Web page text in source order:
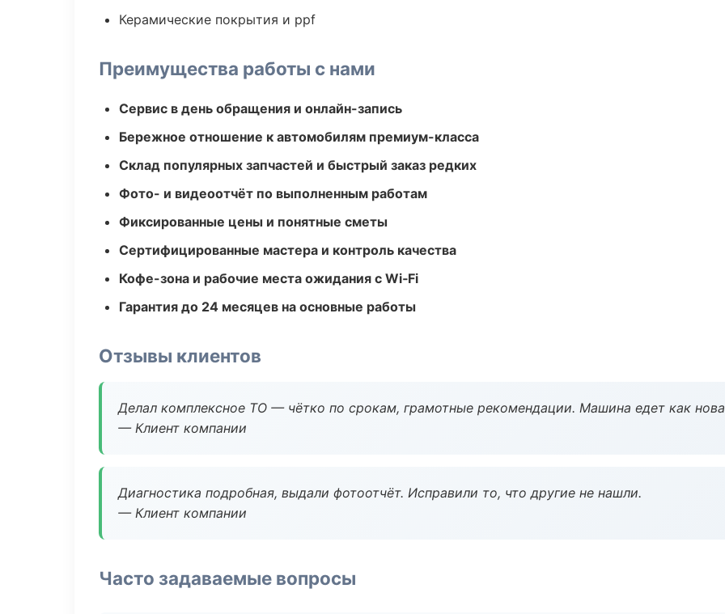
Керамические покрытия и ppf
Преимущества работы с нами
Сервис в день обращения и онлайн-запись
Бережное отношение к автомобилям премиум-класса
Склад популярных запчастей и быстрый заказ редких
Фото- и видеоотчёт по выполненным работам
Фиксированные цены и понятные сметы
Сертифицированные мастера и контроль качества
Кофе-зона и рабочие места ожидания с Wi‑Fi
Гарантия до 24 месяцев на основные работы
Отзывы клиентов
Делал комплексное ТО — чётко по срокам, грамотные рекомендации. Машина едет как
— Клиент компании
Диагностика подробная, выдали фотоотчёт. Исправили то, что другие не нашли.
— Клиент компании
Часто задаваемые вопросы